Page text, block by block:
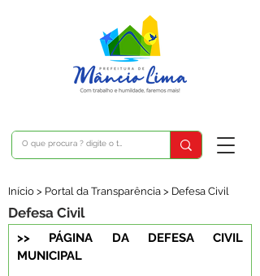
Início > Portal da Transparência > Defesa Civil
Defesa Civil
>> PÁGINA DA DEFESA CIVIL
MUNICIPAL